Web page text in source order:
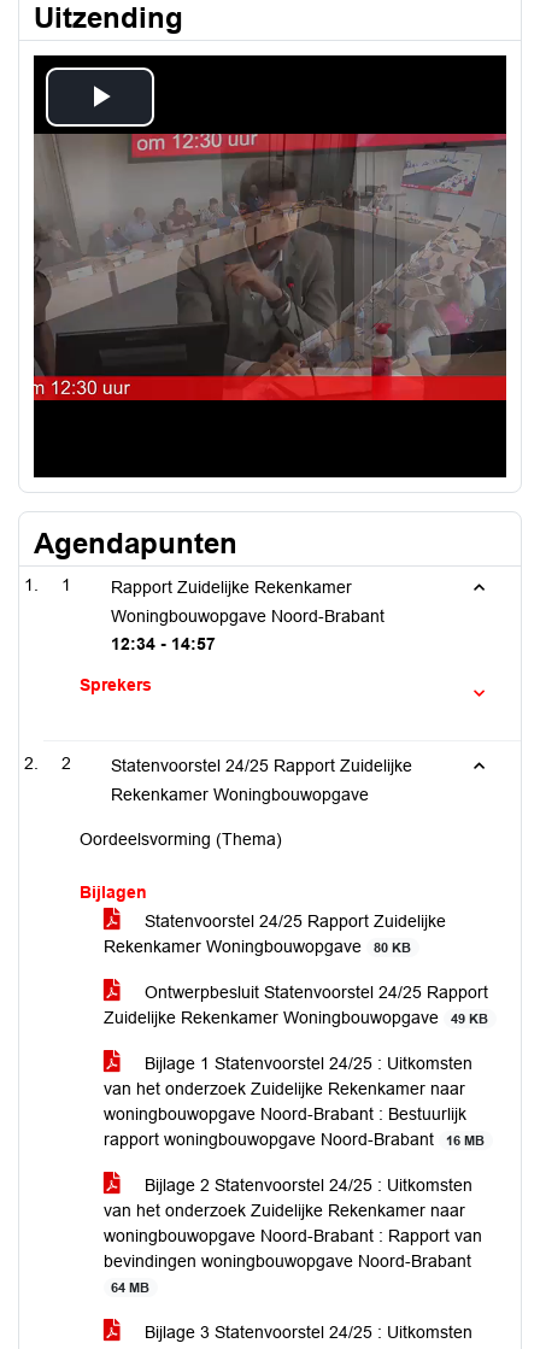
Uitzending
Play
Agendapunten
1
Rapport Zuidelijke Rekenkamer
Woningbouwopgave Noord-Brabant
12:34 - 14:57
Sprekers
2
Statenvoorstel 24/25 Rapport Zuidelijke
Rekenkamer Woningbouwopgave
Oordeelsvorming (Thema)
Bijlagen
Statenvoorstel 24/25 Rapport Zuidelijke
Rekenkamer Woningbouwopgave
80 KB
Ontwerpbesluit Statenvoorstel 24/25 Rapport
Zuidelijke Rekenkamer Woningbouwopgave
49 KB
Bijlage 1 Statenvoorstel 24/25 : Uitkomsten
van het onderzoek Zuidelijke Rekenkamer naar
woningbouwopgave Noord-Brabant : Bestuurlijk
rapport woningbouwopgave Noord-Brabant
16 MB
Bijlage 2 Statenvoorstel 24/25 : Uitkomsten
van het onderzoek Zuidelijke Rekenkamer naar
woningbouwopgave Noord-Brabant : Rapport van
bevindingen woningbouwopgave Noord-Brabant
64 MB
Bijlage 3 Statenvoorstel 24/25 : Uitkomsten